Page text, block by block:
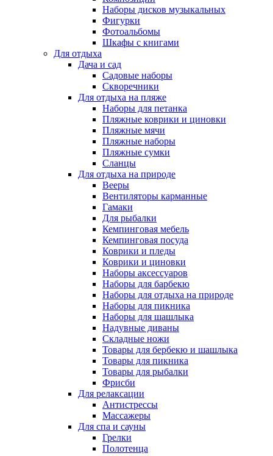
Наборы дисков музыкальных
Фигурки
Фотоальбомы
Шкафы с книгами
Для отдыха
Дача и сад
Садовые наборы
Скворечники
Для отдыха на пляже
Наборы для петанка
Пляжные коврики и циновки
Пляжные мячи
Пляжные наборы
Пляжные сумки
Сланцы
Для отдыха на природе
Вееры
Вентиляторы карманные
Гамаки
Для рыбалки
Кемпинговая мебель
Кемпинговая посуда
Коврики и пледы
Коврики и циновки
Наборы аксессуаров
Наборы для барбекю
Наборы для отдыха на природе
Наборы для пикника
Наборы для шашлыка
Надувные диваны
Складные ножи
Товары для бербекю и шашлыка
Товары для пикника
Товары для рыбалки
Фрисби
Для релаксации
Антистрессы
Массажеры
Для спа и сауны
Грелки
Полотенца